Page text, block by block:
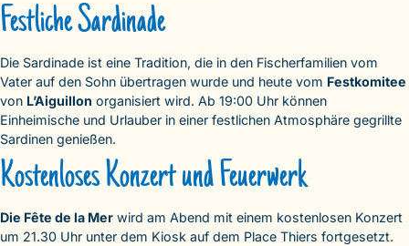
Festliche Sardinade
Die Sardinade ist eine Tradition, die in den Fischerfamilien vom
Vater auf den Sohn übertragen wurde und heute vom Festkomitee
von L’Aiguillon organisiert wird. Ab 19:00 Uhr können
Einheimische und Urlauber in einer festlichen Atmosphäre gegrillte
Sardinen genießen.
Kostenloses Konzert und Feuerwerk
Die Fête de la Mer wird am Abend mit einem kostenlosen Konzert
um 21.30 Uhr unter dem Kiosk auf dem Place Thiers fortgesetzt.